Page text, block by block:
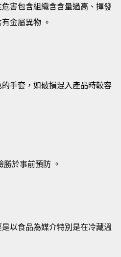
害包含組織含含量過高、揮發
金屬異物 。
手套，如破損混入產品時較容
勝於事前預防 。
以食品為媒介特別是在冷藏溫